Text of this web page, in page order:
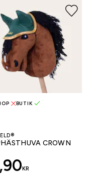
BUTIK
CROWN
KR